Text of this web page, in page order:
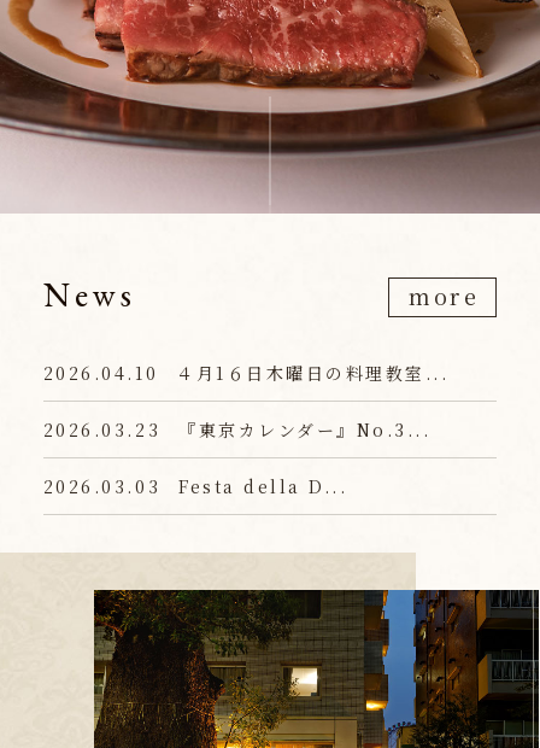
News more
2026.04.10 ４月1６日木曜日の料理教室...
2026.03.23 『東京カレンダー』No.3...
2026.03.03 Festa della D...